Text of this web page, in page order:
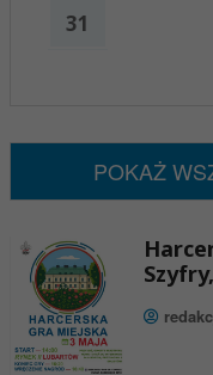
31
POKAŻ